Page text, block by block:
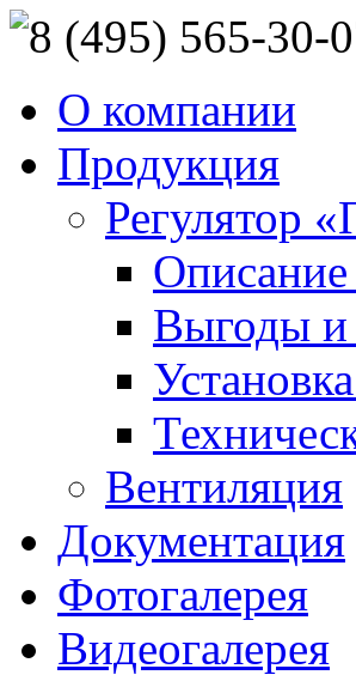
О компании
Продукция
Регулятор
Выгоды и
Вентиляция
Документация
Фотогалерея
Видеогалерея